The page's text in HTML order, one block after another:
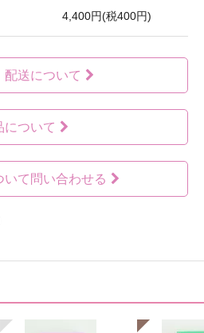
4,400円(税400円)
配送について
について
いて問い合わせる